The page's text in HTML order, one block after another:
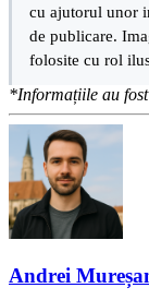
cu ajutorul unor
de publicare.
folosite cu rol
*Informațiile au
Andrei